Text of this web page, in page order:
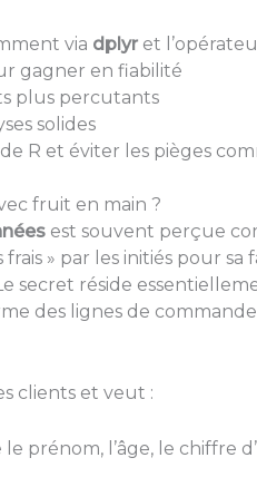
via dplyret
gagner en fiabilité
plus percutants
solides
R et éviter les pièges
fruit en main ?
est souvent perçue
» par les initiés pour
secret réside
des lignes de
clients et veut :
prénom, l’âge, le chiffre